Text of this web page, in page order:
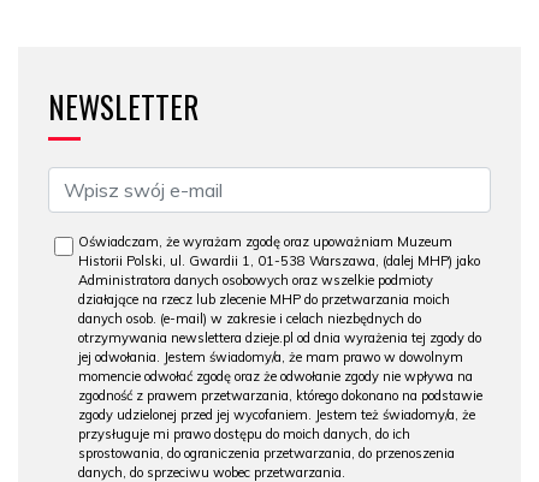
NEWSLETTER
Oświadczam, że wyrażam zgodę oraz upoważniam Muzeum
Historii Polski, ul. Gwardii 1, 01-538 Warszawa, (dalej MHP) jako
Administratora danych osobowych oraz wszelkie podmioty
działające na rzecz lub zlecenie MHP do przetwarzania moich
danych osob. (e-mail) w zakresie i celach niezbędnych do
otrzymywania newslettera dzieje.pl od dnia wyrażenia tej zgody do
jej odwołania. Jestem świadomy/a, że mam prawo w dowolnym
momencie odwołać zgodę oraz że odwołanie zgody nie wpływa na
zgodność z prawem przetwarzania, którego dokonano na podstawie
zgody udzielonej przed jej wycofaniem. Jestem też świadomy/a, że
przysługuje mi prawo dostępu do moich danych, do ich
sprostowania, do ograniczenia przetwarzania, do przenoszenia
danych, do sprzeciwu wobec przetwarzania.